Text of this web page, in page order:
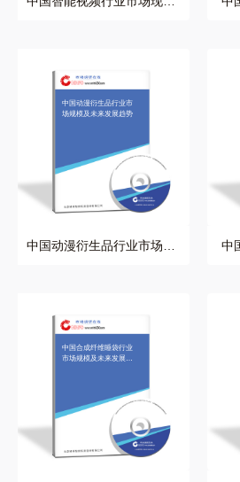
中国动漫衍生品行业市
场规模及未来发展趋势
中国动漫衍生品行业市场规
中
中国合成纤维睡袋行业
市场规模及未来发展趋